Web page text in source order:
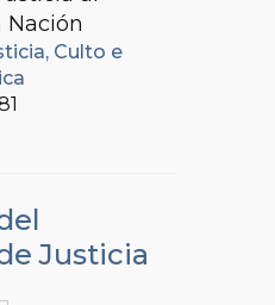
Nación
Culto e
Justicia